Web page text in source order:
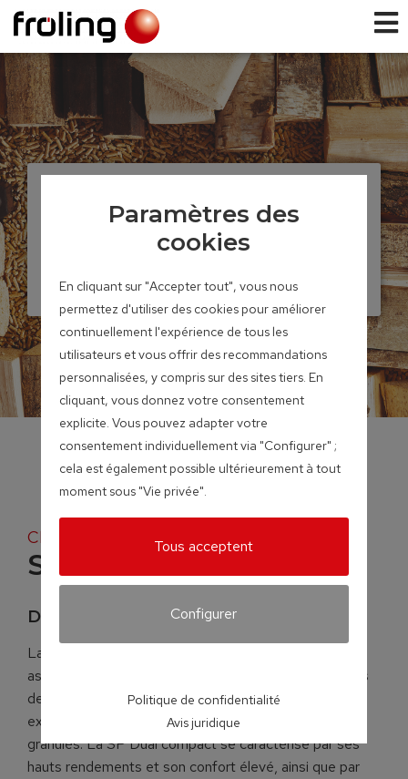
SP Dual compact
kW
Chaudières à bûches et à granulés
SP Dual compact
Deux systèmes parfaitement combinés
La chaudière à bûches et à granulés SP Dual compact
associe deux systèmes parfaits : avec deux chambres
de combustion séparées, elle répond à toutes les
exigences posées par les combustibles bûches et
granulés. La SP Dual compact se caractérise par ses
hauts rendements et son confort élevé, ainsi que par
Paramètres des
cookies
En cliquant sur "Accepter tout", vous nous
permettez d'utiliser des cookies pour améliorer
continuellement l'expérience de tous les
utilisateurs et vous offrir des recommandations
personnalisées, y compris sur des sites tiers. En
cliquant, vous donnez votre consentement
explicite. Vous pouvez adapter votre
consentement individuellement via "Configurer" ;
cela est également possible ultérieurement à tout
moment sous "Vie privée".
Tous acceptent
Configurer
Politique de confidentialité
Avis juridique